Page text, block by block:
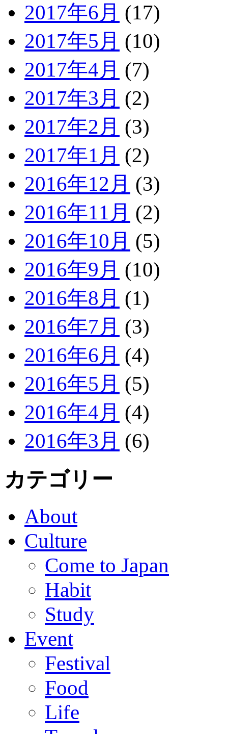
2017年6月 (17)
2017年5月 (10)
2017年4月 (7)
2017年3月 (2)
2017年2月 (3)
2017年1月 (2)
2016年12月 (3)
2016年11月 (2)
2016年10月 (5)
2016年9月 (10)
2016年8月 (1)
2016年7月 (3)
2016年6月 (4)
2016年5月 (5)
2016年4月 (4)
2016年3月 (6)
カテゴリー
About
Culture
Come to Japan
Habit
Study
Event
Festival
Food
Life